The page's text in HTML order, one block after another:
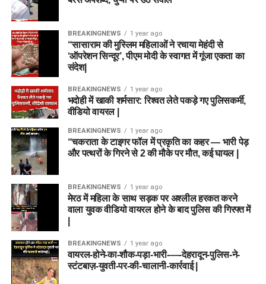
BREAKINGNEWS 1 year ago
“सासाराम की मुस्लिम महिलाओं ने रचाया मेहंदी से
‘ऑपरेशन सिन्दूर’, पीएम मोदी के स्वागत में गूंजा एकता का
संदेश|
BREAKINGNEWS 1 year ago
भदोही में खाकी शर्मसार: रिश्वत लेते पकड़े गए पुलिसकर्मी,
वीडियो वायरल |
BREAKINGNEWS 1 year ago
“चकराता के टाइगर फॉल में प्रकृति का कहर — भारी पेड़
और पत्थरों के गिरने से 2 की मौके पर मौत, कई घायल |
BREAKINGNEWS 1 year ago
मेरठ में महिला के साथ सड़क पर अश्लील हरकत करने
वाला युवक वीडियो वायरल होने के बाद पुलिस की गिरफ्त में
BREAKINGNEWS 1 year ago
वायरल-होने-का-शौक-पड़ा-भारी-—-देहरादून-पुलिस-ने-
स्टंटबाज़-युवती-पर-की-चालानी-कार्रवाई |